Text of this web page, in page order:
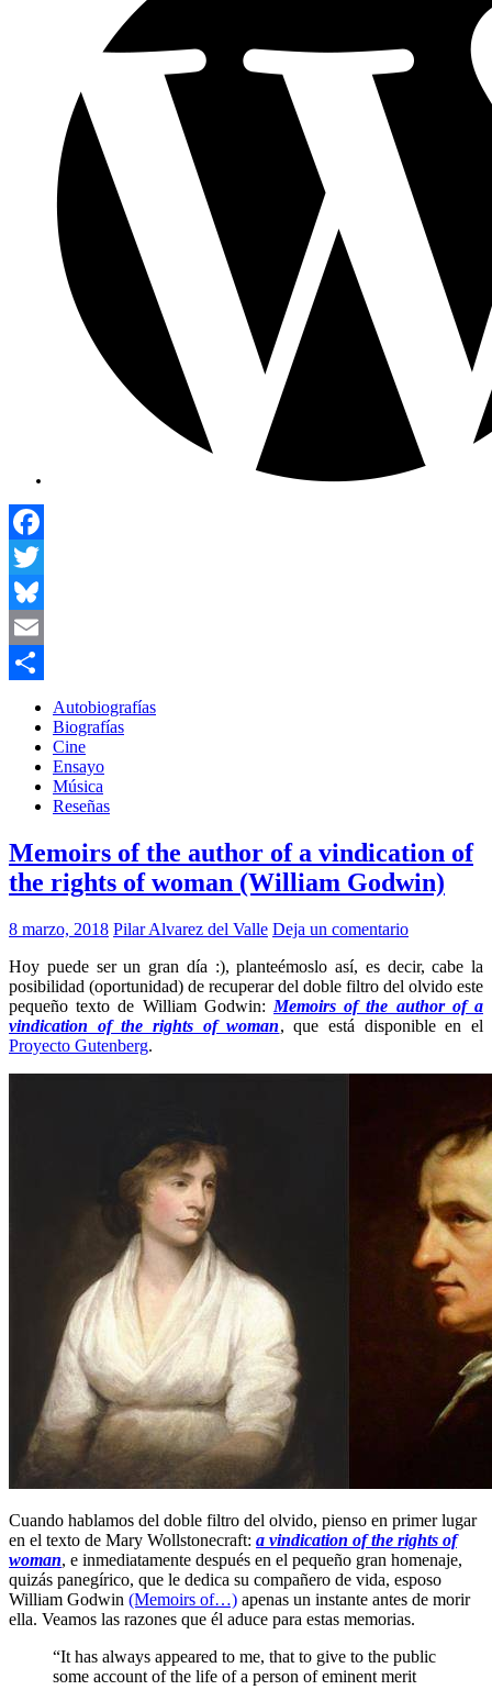
Facebook
Twitter
Bluesky
Email
Compartir
Autobiografías
Biografías
Cine
Ensayo
Música
Reseñas
Memoirs of the author of a vindication of
the rights of woman (William Godwin)
8 marzo, 2018 Pilar Alvarez del Valle Deja un comentario
Hoy puede ser un gran día :), planteémoslo así, es decir, cabe la
posibilidad (oportunidad) de recuperar del doble filtro del olvido este
pequeño texto de William Godwin: Memoirs of the author of a
vindication of the rights of woman, que está disponible en el
Proyecto Gutenberg.
Cuando hablamos del doble filtro del olvido, pienso en primer lugar
en el texto de Mary Wollstonecraft: a vindication of the rights of
woman, e inmediatamente después en el pequeño gran homenaje,
quizás panegírico, que le dedica su compañero de vida, esposo
William Godwin (Memoirs of…) apenas un instante antes de morir
ella. Veamos las razones que él aduce para estas memorias.
“It has always appeared to me, that to give to the public
some account of the life of a person of eminent merit